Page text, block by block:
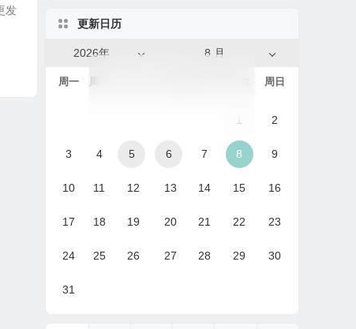
发
更新日历
8 月
2026年
周一 周二 周日
1 2
3 4 5 6 7 8 9
10 11 12 13 14 15 16
17 18 19 20 21 22 23
24 25 26 27 28 29 30
31